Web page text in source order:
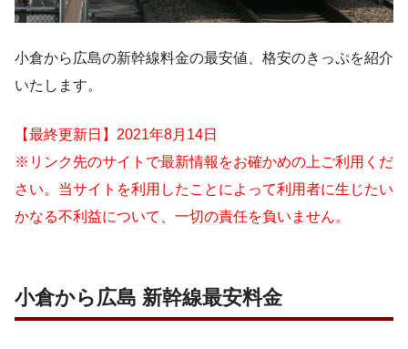
小倉から広島の新幹線料金の最安値、格安のきっぷを紹介
いたします。
【最終更新日】2021年8月14日
※リンク先のサイトで最新情報をお確かめの上ご利用くだ
さい。当サイトを利用したことによって利用者に生じたい
かなる不利益について、一切の責任を負いません。
小倉から広島 新幹線最安料金